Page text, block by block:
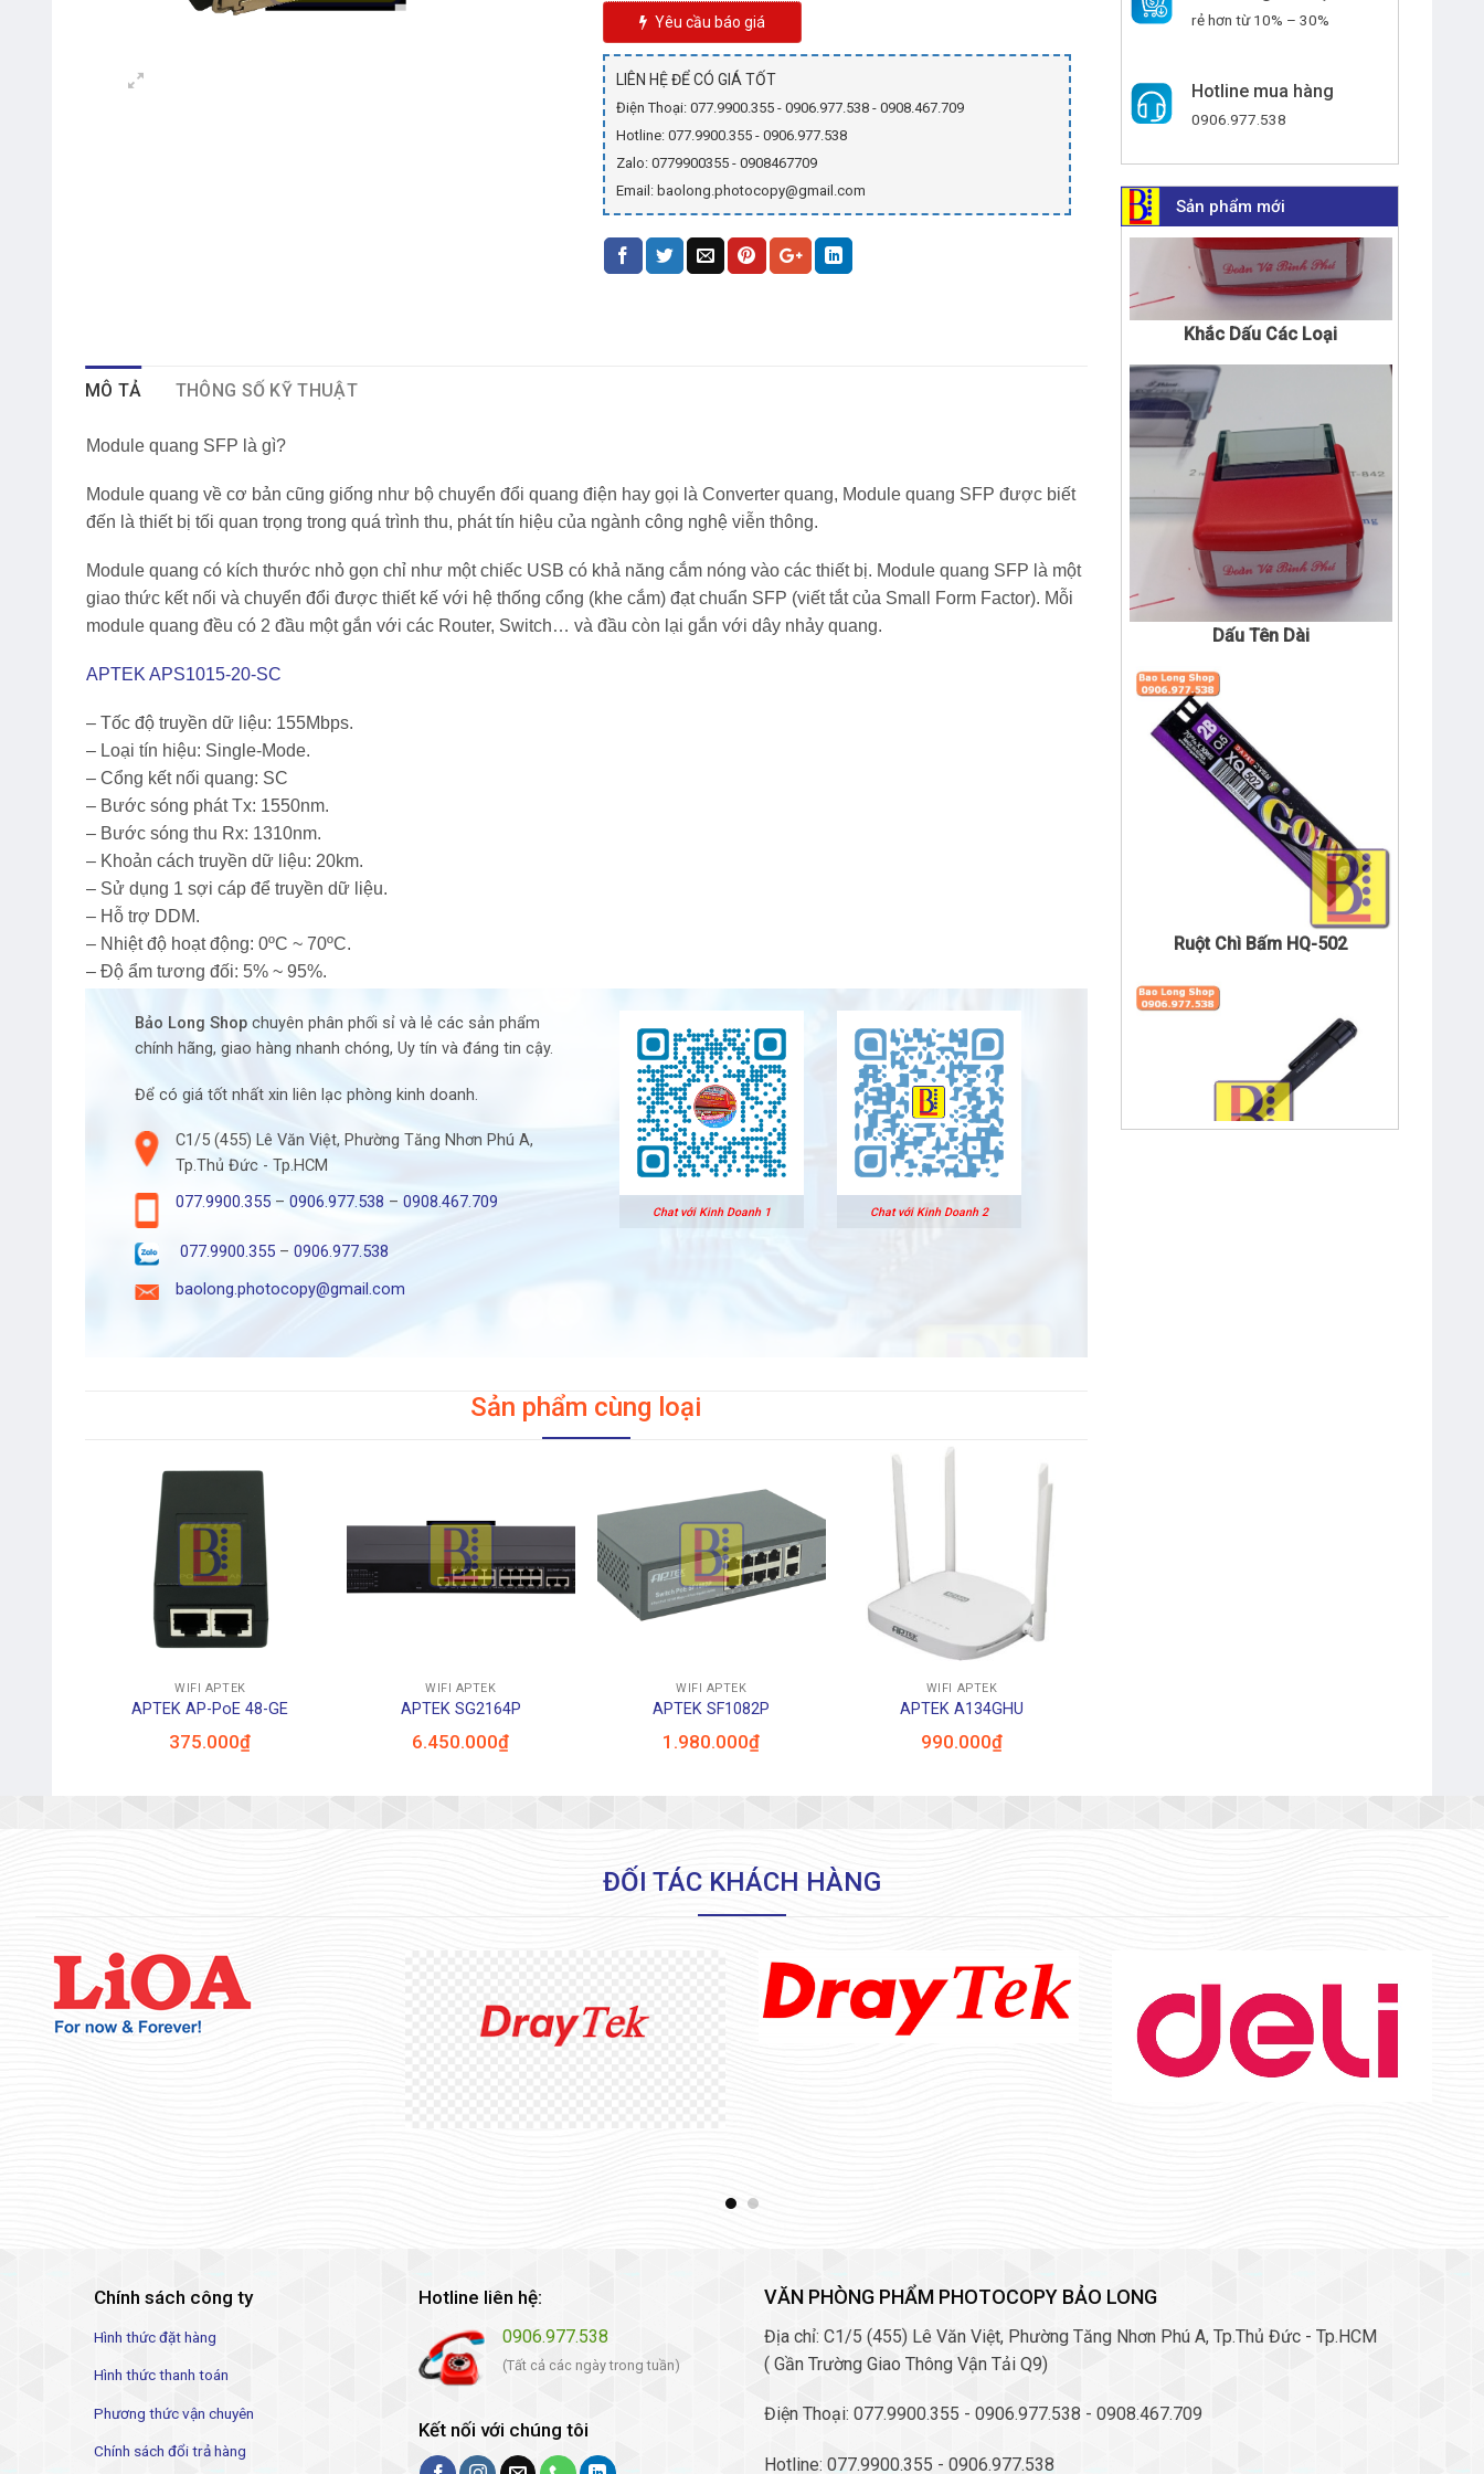
Yêu cầu báo giá
LIÊN HỆ ĐỂ CÓ GIÁ TỐT
Điện Thoại: 077.9900.355 - 0906.977.538 - 0908.467.709
Hotline: 077.9900.355 - 0906.977.538
Zalo: 0779900355 - 0908467709
Email: baolong.photocopy@gmail.com
MÔ TẢ THÔNG SỐ KỸ THUẬT
Module quang SFP là gì?
Module quang về cơ bản cũng giống như bộ chuyển đổi quang điện hay gọi là Converter quang, Module quang SFP được biết
đến là thiết bị tối quan trọng trong quá trình thu, phát tín hiệu của ngành công nghệ viễn thông.
Module quang có kích thước nhỏ gọn chỉ như một chiếc USB có khả năng cắm nóng vào các thiết bị. Module quang SFP là một
giao thức kết nối và chuyển đổi được thiết kế với hệ thống cổng (khe cắm) đạt chuẩn SFP (viết tắt của Small Form Factor). Mỗi
module quang đều có 2 đầu một gắn với các Router, Switch… và đầu còn lại gắn với dây nhảy quang.
APTEK APS1015-20-SC
– Tốc độ truyền dữ liệu: 155Mbps.
– Loại tín hiệu: Single-Mode.
– Cổng kết nối quang: SC
– Bước sóng phát Tx: 1550nm.
– Bước sóng thu Rx: 1310nm.
– Khoản cách truyền dữ liệu: 20km.
– Sử dụng 1 sợi cáp để truyền dữ liệu.
– Hỗ trợ DDM.
– Nhiệt độ hoạt động: 0ºC ~ 70ºC.
– Độ ẩm tương đối: 5% ~ 95%.
Bảo Long Shop chuyên phân phối sỉ và lẻ các sản phẩm
chính hãng, giao hàng nhanh chóng, Uy tín và đáng tin cậy.
Để có giá tốt nhất xin liên lạc phòng kinh doanh.
C1/5 (455) Lê Văn Việt, Phường Tăng Nhơn Phú A,
Tp.Thủ Đức - Tp.HCM
077.9900.355– 0906.977.538 – 0908.467.709
077.9900.355– 0906.977.538
baolong.photocopy@gmail.com
Chat với Kinh Doanh 1 Chat với Kinh Doanh 2
Sản phẩm cùng loại
WIFI APTEK
APTEK AP-PoE 48-GE
375.000₫
WIFI APTEK
APTEK SG2164P
6.450.000₫
WIFI APTEK
APTEK SF1082P
1.980.000₫
WIFI APTEK
APTEK A134GHU
990.000₫
rẻ hơn từ 10% – 30%
Hotline mua hàng
0906.977.538
Sản phẩm mới
Khắc Dấu Các Loại
Dấu Tên Dài
Ruột Chì Bấm HQ-502
Mực Dấu Shiny Đỏ – Xanh
ĐỐI TÁC KHÁCH HÀNG
Chính sách công ty
Hình thức đặt hàng
Hình thức thanh toán
Phương thức vận chuyên
Chính sách đổi trả hàng
Hotline liên hệ:
0906.977.538
(Tất cả các ngày trong tuần)
Kết nối với chúng tôi
VĂN PHÒNG PHẨM PHOTOCOPY BẢO LONG
Địa chỉ: C1/5 (455) Lê Văn Việt, Phường Tăng Nhơn Phú A, Tp.Thủ Đức - Tp.HCM
( Gần Trường Giao Thông Vận Tải Q9)
Điện Thoại: 077.9900.355 - 0906.977.538 - 0908.467.709
Hotline: 077.9900.355 - 0906.977.538